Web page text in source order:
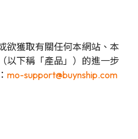
欲獲取有關任何本網站、本
以下稱「產品」）的進一步
mo-support@buynship.com